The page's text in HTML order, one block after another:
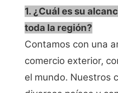
1. ¿Cuál es su
toda la región?
Contamos con una
comercio exterior,
el mundo. Nuestros